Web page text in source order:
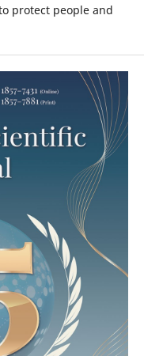
protect people and